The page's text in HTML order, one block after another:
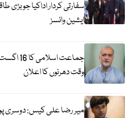
سفارتی کردار اداکیا جو بڑی
ایشین وائسز
جماعت
وقت دھرنوں کا اعلان
میر رضا علی کیس: دوسری